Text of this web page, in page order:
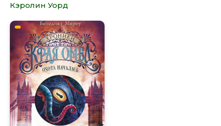
Кэролин Уорд